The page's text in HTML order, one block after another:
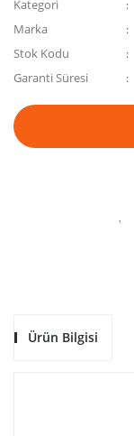
Kategori
Marka
Stok Kodu
Garanti Süresi
Ürün Bilgisi